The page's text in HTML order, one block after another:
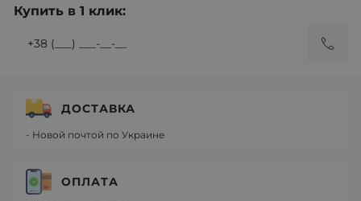
Купить в 1 клик:
ДОСТАВКА
- Новой почтой по Украине
ОПЛАТА